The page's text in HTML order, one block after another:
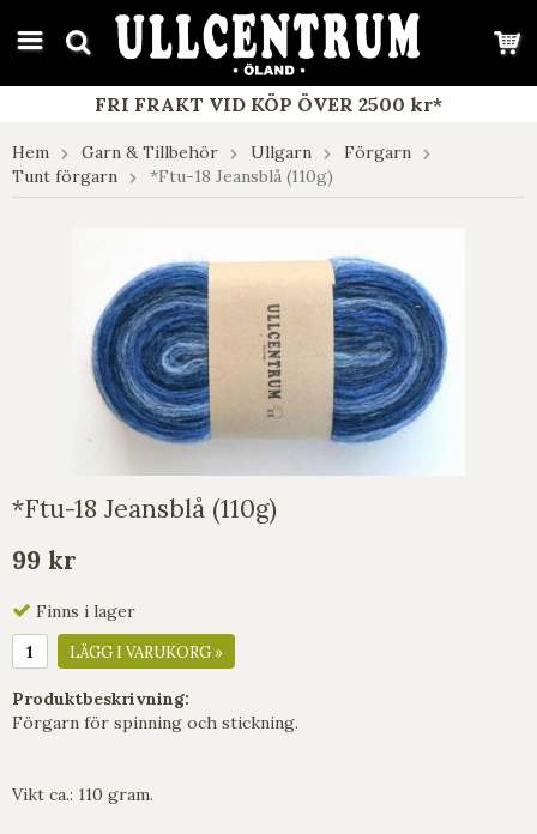
google-site-verification: google7e4b1026db5d9f32.html
FRI FRAKT VID KÖP ÖVER 2500 kr*
Hem Garn & Tillbehör Ullgarn
Förgarn
Tunt förgarn
*Ftu-18 Jeansblå (110g)
*Ftu-18 Jeansblå (110g)
99 kr
Finns i lager
LÄGG I VARUKORG »
Produktbeskrivning:
Förgarn för spinning och stickning.
Vikt ca.: 110 gram.